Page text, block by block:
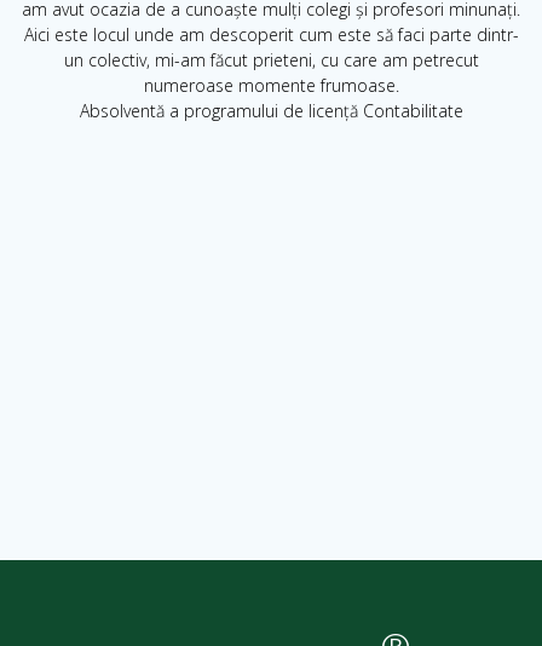
am avut ocazia de a cunoaște mulți colegi și profesori minunați.
Aici este locul unde am descoperit cum este să faci parte dintr-
un colectiv, mi-am făcut prieteni, cu care am petrecut
numeroase momente frumoase.
Absolventă a programului de licență Contabilitate